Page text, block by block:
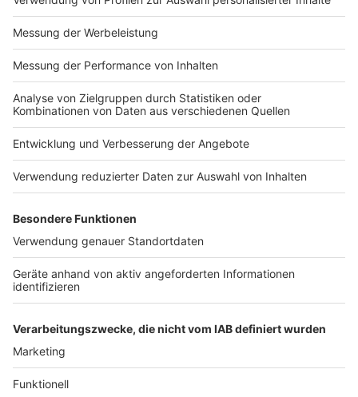
Impressum
Nutzungsbedingungen
Jobs
Presse
Werben
Archiv
ANTENNE BAYERN GROUP
Stiftung ANTENNE BAYERN
hilft
Teilnahmebedingungen
Grounding Page ANTENNE
BAYERN
Kontakt
Studio-Hotline
Verkehrs-Hotline
Newsletter